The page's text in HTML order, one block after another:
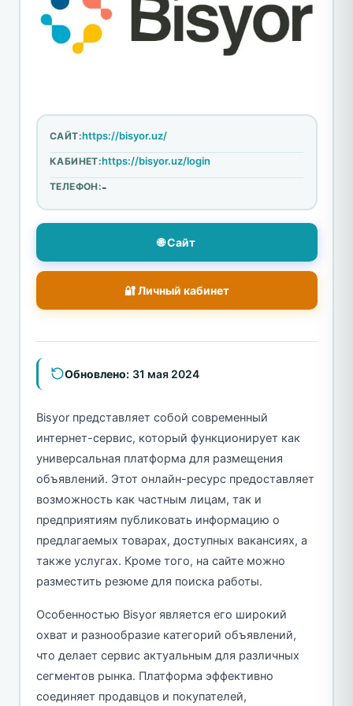
САЙТ:https://bisyor.uz/
КАБИНЕТ:https://bisyor.uz/login
ТЕЛЕФОН:-
🌐 Сайт
🔐 Личный кабинет
Обновлено: 31 мая 2024
Bisyor представляет собой современный
интернет-сервис, который функционирует как
универсальная платформа для размещения
объявлений. Этот онлайн-ресурс предоставляет
возможность как частным лицам, так и
предприятиям публиковать информацию о
предлагаемых товарах, доступных вакансиях, а
также услугах. Кроме того, на сайте можно
разместить резюме для поиска работы.
Особенностью Bisyor является его широкий
охват и разнообразие категорий объявлений,
что делает сервис актуальным для различных
сегментов рынка. Платформа эффективно
соединяет продавцов и покупателей,